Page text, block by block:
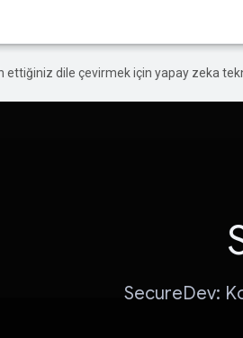
ettiğiniz dile çevirmek için yapay zeka
SecureDev: